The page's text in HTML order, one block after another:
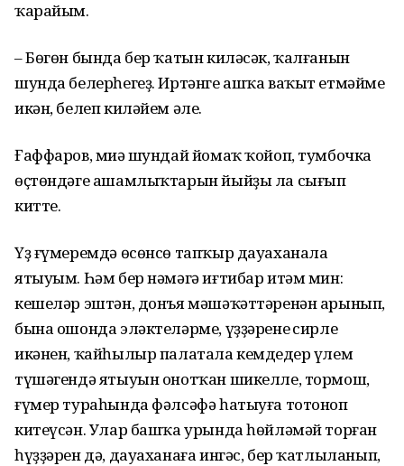
ҡарайым.
– Бөгөн бында бер ҡатын киләсәк, ҡалғанын
шунда белерһегеҙ. Иртәнге ашҡа ваҡыт етмәйме
икән, белеп киләйем әле.
Ғаффаров, миңә шундай йомаҡ ҡойоп, тумбочка
өҫтөндәге ашамлыҡтарын йыйҙы ла сығып
китте.
Үҙ ғүмеремдә өсөнсө тапҡыр дауаханала
ятыуым. Һәм бер нәмәгә иғтибар итәм мин:
кешеләр эштән, донъя мәшәҡәттәренән арынып,
бына ошонда эләктеләрме, үҙҙәренең сирле
икәнен, ҡайһылыр палатала кемдеңдер үлем
түшәгендә ятыуын онотҡан шикелле, тормош,
ғүмер тураһында фәлсәфә һатыуға тотоноп
китеүсән. Улар башҡа урында һөйләмәй торған
һүҙҙәрен дә, дауаханаға ингәс, бер ҡатлыланып,